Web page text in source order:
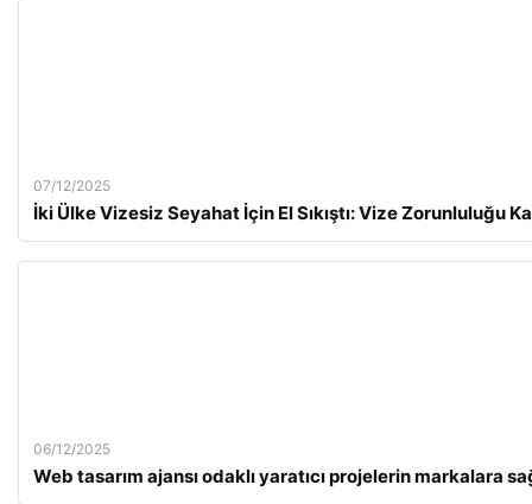
07/12/2025
İki Ülke Vizesiz Seyahat İçin El Sıkıştı: Vize Zorunluluğu
06/12/2025
Web tasarım ajansı odaklı yaratıcı projelerin markalara